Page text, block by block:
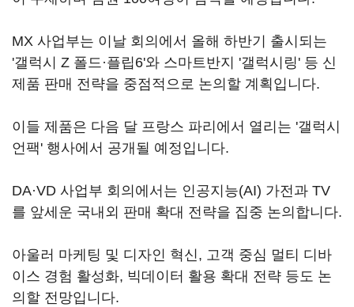
MX 사업부는 이날 회의에서 올해 하반기 출시되는
'갤럭시 Z 폴드·플립6'와 스마트반지 '갤럭시링' 등 신
제품 판매 전략을 중점적으로 논의할 계획입니다.
이들 제품은 다음 달 프랑스 파리에서 열리는 '갤럭시
언팩' 행사에서 공개될 예정입니다.
DA·VD 사업부 회의에서는 인공지능(AI) 가전과 TV
를 앞세운 국내외 판매 확대 전략을 집중 논의합니다.
아울러 마케팅 및 디자인 혁신, 고객 중심 멀티 디바
이스 경험 활성화, 빅데이터 활용 확대 전략 등도 논
의할 전망입니다.